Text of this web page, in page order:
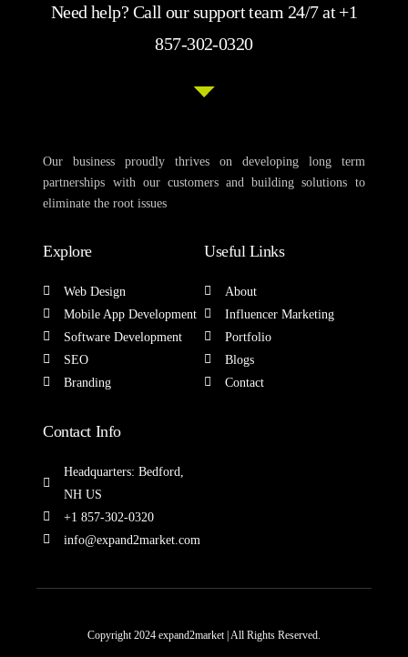
Instagram shqip
Instagram Anglisht
Facebook
boten” me 37 mije anetare.
Need help? Call our support team 24/7 at +1
857-302-0320
Our business proudly thrives on developing long term
partnerships with our customers and building solutions to
eliminate the root issues
Explore
Web Design
Mobile App Development
Software Development
SEO
Branding
Useful Links
About
Influencer Marketing
Portfolio
Blogs
Contact
Contact Info
Headquarters: Bedford,
NH US
+1 857-302-0320
info@expand2market.com
Copyright 2024 expand2market | All Rights Reserved.